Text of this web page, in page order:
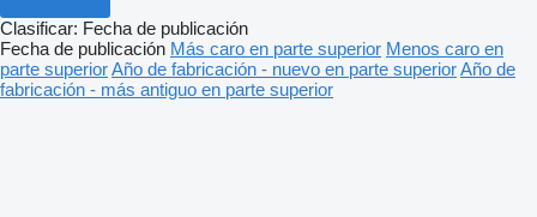
Clasificar: Fecha de publicación
Fecha de publicación Más caro en parte superior Menos caro en
parte superiorAño de fabricación - nuevo en parte superiorAño de
fabricación - más antiguo en parte superior